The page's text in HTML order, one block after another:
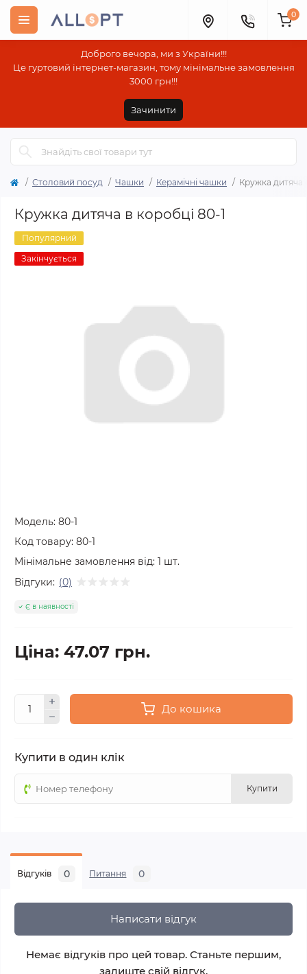
Доброго вечора, ми з України!!!
Це гуртовий інтернет-магазин, тому мінімальне замовлення
3000 грн!!!
Зачинити
0
Столовий посуд Чашки Керамічні чашки Кружка дитяча
Кружка дитяча в коробці 80-1
Популярний
Закінчується
Модель: 80-1
Код товару: 80-1
Мінімальне замовлення від: 1 шт.
Відгуки: (0)
Є в наявності
Ціна: 47.07 грн.
До кошика
Купити в один клік
Купити
Відгуків 0 Питання 0
Написати відгук
Немає відгуків про цей товар. Станьте першим,
залиште свій відгук.